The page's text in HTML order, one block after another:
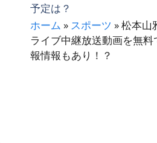
予定は？
ホーム » スポーツ »松本山
ライブ中継放送動画を無
報情報もあり！？